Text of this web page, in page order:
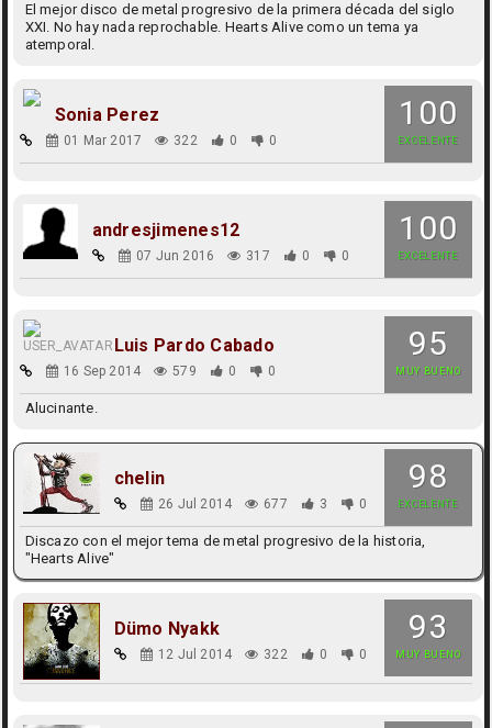
El mejor disco de metal progresivo de la primera década del siglo
XXI. No hay nada reprochable. Hearts Alive como un tema ya
atemporal.
100
EXCELENTE
Sonia Perez
01 Mar 2017 322 0 0
100
EXCELENTE
andresjimenes12
07 Jun 2016 317 0 0
95
MUY BUENO
Luis Pardo Cabado
16 Sep 2014 579 0 0
Alucinante.
98
EXCELENTE
chelin
26 Jul 2014 677 3 0
Discazo con el mejor tema de metal progresivo de la historia,
"Hearts Alive"
93
MUY BUENO
Dümo Nyakk
12 Jul 2014 322 0 0